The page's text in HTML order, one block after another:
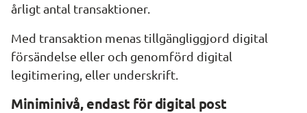
årligt antal transaktioner.
Med transaktion menas tillgängliggjord digital
försändelse eller och genomförd digital
legitimering, eller underskrift.
Miniminivå, endast för digital post